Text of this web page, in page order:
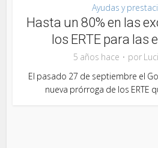
Ayudas y
Hasta un 80% en las
los ERTE para las
5 años hace por
El pasado 27 de septiembre el
nueva prórroga de los ERTE